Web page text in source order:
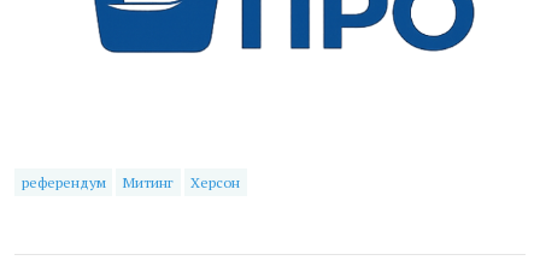
референдум Митинг Херсон